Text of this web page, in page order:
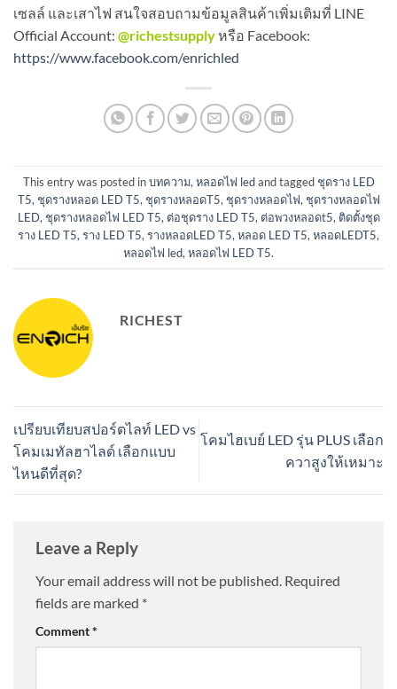
เซลล์ และเสาไฟ สนใจสอบถามข้อมูลสินค้าเพิ่มเติมที่ LINE
Official Account: @richestsupplyหรือ Facebook:
https://www.facebook.com/enrichled
This entry was posted inบทความ, หลอดไฟ ledand taggedชุดราง LED
T5, ชุดรางหลอด LED T5, ชุดรางหลอดT5, ชุดรางหลอดไฟ, ชุดรางหลอดไฟ
LED, ชุดรางหลอดไฟ LED T5, ต่อชุดราง LED T5, ต่อพวงหลอดt5, ติดตั้งชุด
ราง LED T5, ราง LED T5, รางหลอดLED T5, หลอด LED T5, หลอดLEDT5,
หลอดไฟ led, หลอดไฟ LED T5.
RICHEST
เปรียบเทียบสปอร์ตไลท์ LED vs
โคมเมทัลฮาไลด์ เลือกแบบ
ไหนดีที่สุด?
โคมไฮเบย์ LED รุ่น PLUS เลือก
ควาสูงให้เหมาะ
Leave a Reply
Your email address will not be published. Required
fields are marked *
Comment*